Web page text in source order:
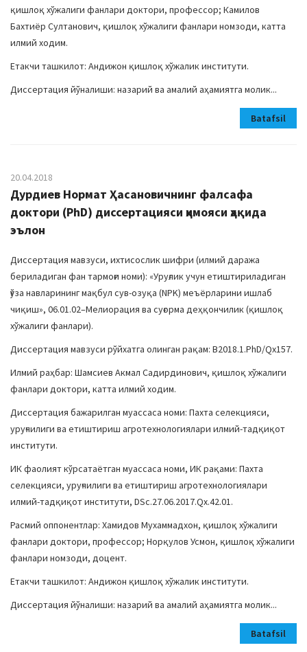
қишлоқ хўжалиги фанлари доктори, профессор; Камилов
Бахтиёр Султанович, қишлоқ хўжалиги фанлари номзоди, катта
илмий ходим.
Етакчи ташкилот: Андижон қишлоқ хўжалик институти.
Диссертация йўналиши: назарий ва амалий аҳамиятга молик...
Batafsil
20.04.2018
Дурдиев Нормат Ҳасановичнинг фалсафа
доктори (PhD) диссертацияси ҳимояси ҳақида
эълон
Диссертация мавзуси, ихтисослик шифри (илмий даража
бериладиган фан тармоғи номи): «Уруғлик учун етиштириладиган
ғўза навларининг мақбул сув-озуқа (NPK) меъёрларини ишлаб
чиқиш», 06.01.02–Мелиорация ва суғорма деҳқончилик (қишлоқ
хўжалиги фанлари).
Диссертация мавзуси рўйхатга олинган рақам: В2018.1.PhD/Qx157.
Илмий раҳбар: Шамсиев Акмал Садирдинович, қишлоқ хўжалиги
фанлари доктори, катта илмий ходим.
Диссертация бажарилган муассаса номи: Пахта селекцияси,
уруғчилиги ва етиштириш агротехнологиялари илмий-тадқиқот
институти.
ИК фаолият кўрсатаётган муассаса номи, ИК рақами: Пахта
селекцияси, уруғчилиги ва етиштириш агротехнологиялари
илмий-тадқиқот институти, DSc.27.06.2017.Qx.42.01.
Расмий оппонентлар: Хамидов Мухаммадхон, қишлоқ хўжалиги
фанлари доктори, профессор; Норқулов Усмон, қишлоқ хўжалиги
фанлари номзоди, доцент.
Етакчи ташкилот: Андижон қишлоқ хўжалик институти.
Диссертация йўналиши: назарий ва амалий аҳамиятга молик...
Batafsil